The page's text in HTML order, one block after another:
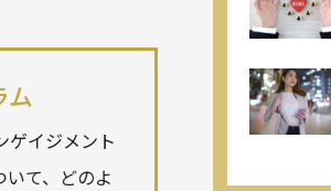
ゲイジメント
て、どのよ